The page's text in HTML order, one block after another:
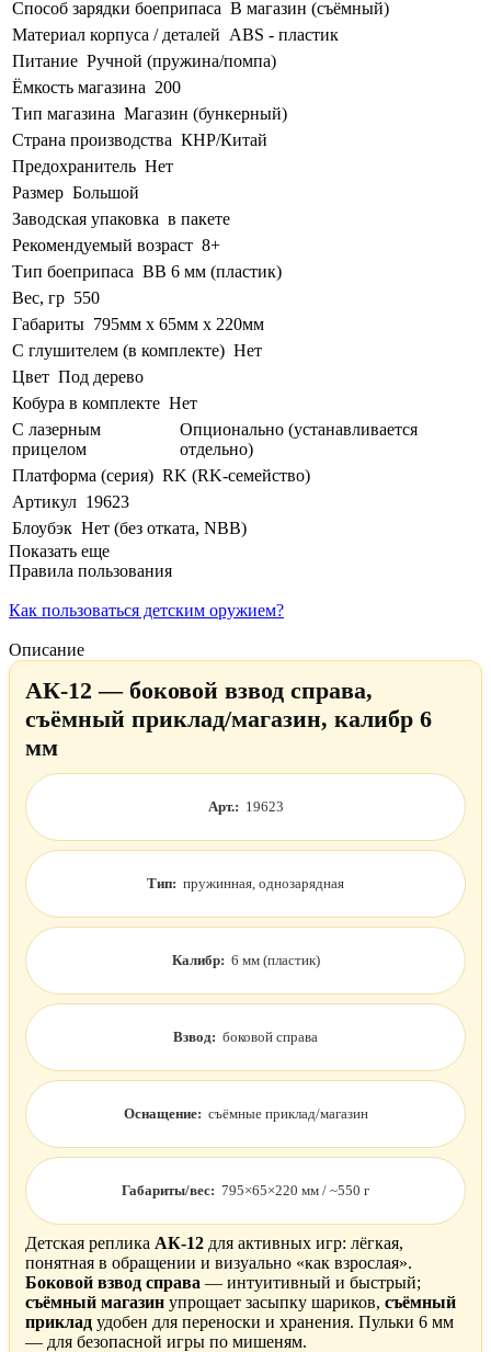
Способ зарядки боеприпаса В магазин (съёмный)
Материал корпуса / деталей ABS - пластик
Питание Ручной (пружина/помпа)
Ёмкость магазина 200
Тип магазина Магазин (бункерный)
Страна производства КНР/Китай
Предохранитель Нет
Размер Большой
Заводская упаковка в пакете
Рекомендуемый возраст 8+
Тип боеприпаса BB 6 мм (пластик)
Вес, гр 550
Габариты 795мм х 65мм х 220мм
С глушителем (в комплекте) Нет
Цвет Под дерево
Кобура в комплекте Нет
С лазерным
прицелом
Опционально (устанавливается
отдельно)
Платформа (серия) RK (RK-семейство)
Артикул 19623
Блоубэк Нет (без отката, NBB)
Показать еще
Правила пользования
Как пользоваться детским оружием?
Описание
АК-12 — боковой взвод справа,
съёмный приклад/магазин, калибр 6
мм
Арт.: 19623
Тип: пружинная, однозарядная
Калибр: 6 мм (пластик)
Взвод: боковой справа
Оснащение: съёмные приклад/магазин
Габариты/вес: 795×65×220 мм / ~550 г
Детская реплика АК-12 для активных игр: лёгкая,
понятная в обращении и визуально «как взрослая».
Боковой взвод справа — интуитивный и быстрый;
съёмный магазин упрощает засыпку шариков, съёмный
приклад удобен для переноски и хранения. Пульки 6 мм
— для безопасной игры по мишеням.